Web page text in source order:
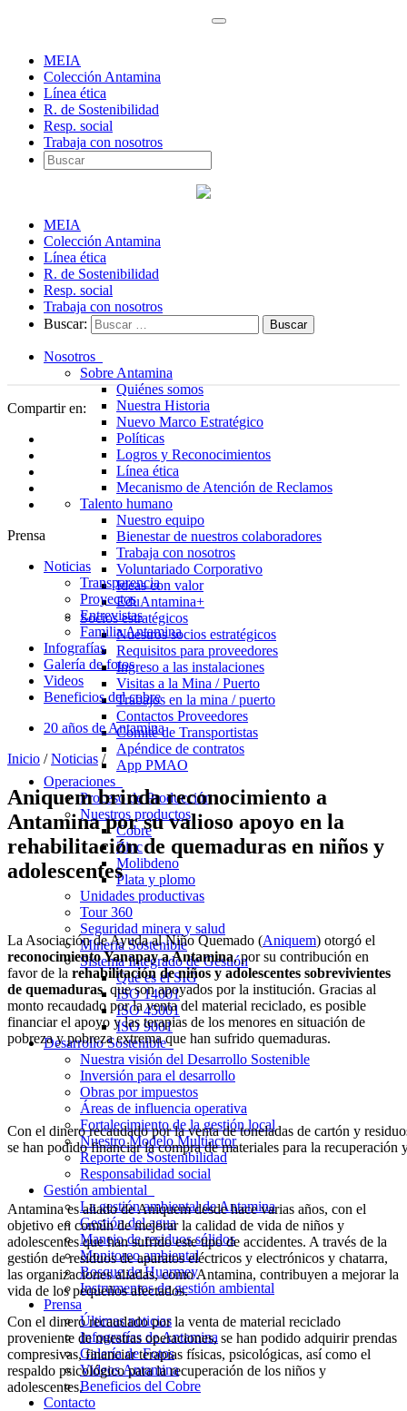
MEIA
Colección Antamina
Línea ética
R. de Sostenibilidad
Resp. social
Trabaja con nosotros
MEIA
Colección Antamina
Línea ética
R. de Sostenibilidad
Resp. social
Trabaja con nosotros
Buscar:
Nosotros
Sobre Antamina
Quiénes somos
Nuestra Historia
Nuevo Marco Estratégico
Políticas
Logros y Reconocimientos
Línea ética
Mecanismo de Atención de Reclamos
Talento humano
Nuestro equipo
Bienestar de nuestros colaboradores
Trabaja con nosotros
Voluntariado Corporativo
Ideas con valor
EduAntamina+
Socios estratégicos
Nuestros socios estratégicos
Requisitos para proveedores
Ingreso a las instalaciones
Visitas a la Mina / Puerto
Trabajos en la mina / puerto
Contactos Proveedores
Comité de Transportistas
Apéndice de contratos
App PMAO
Operaciones
Proceso de Producción
Nuestros productos
Cobre
Zinc
Molibdeno
Plata y plomo
Unidades productivas
Tour 360
Seguridad minera y salud
Minería Sostenible
Sistema Integrado de Gestión
Qué es el SIG
ISO 14001
ISO 45001
ISO 9001
Desarrollo Sostenible
Nuestra visión del Desarrollo Sostenible
Inversión para el desarrollo
Obras por impuestos
Áreas de influencia operativa
Fortalecimiento de la gestión local
Nuestro Modelo Multiactor
Reporte de Sostenibilidad
Responsabilidad social
Gestión ambiental
La gestión ambiental de Antamina
Gestión del agua
Manejo de residuos sólidos
Monitoreo ambiental
Bosque de Huarmey
Instrumentos de gestión ambiental
Prensa
Últimas noticias
Infografías de Antamina
Galería de Fotos
Videos Antamina
Beneficios del Cobre
Contacto
Compartir en:
Prensa
Noticias
Transparencia
Proyectos
Entrevistas
Familia Antamina
Infografías
Galería de fotos
Videos
Beneficios del cobre
20 años de Antamina
Inicio /Noticias /
Aniquem brinda reconocimiento a
Antamina por su valioso apoyo en la
rehabilitación de quemaduras en niños y
adolescentes
La Asociación de Ayuda al Niño Quemado (Aniquem) otorgó el
reconocimiento Yanapay a Antamina, por su contribución en
favor de la rehabilitación de niños y adolescentes sobrevivientes
de quemaduras, que son apoyados por la institución. Gracias al
monto recaudado por la venta del material reciclado, es posible
financiar el apoyo y las terapias de los menores en situación de
pobreza y pobreza extrema que han sufrido quemaduras.
Con el dinero recaudado por la venta de toneladas de cartón y
se han podido financiar la compra de materiales para la recuperación
Antamina es aliado de Aniquem desde hace varias años, con el
objetivo en común de mejorar la calidad de vida de niños y
adolescentes que han sufrido este tipo de accidentes. A través de la
gestión de residuos de aparatos eléctricos y electrónicos y chatarra,
las organizaciones aliadas, como Antamina, contribuyen a mejorar la
vida de los pequeños afectados.
Con el dinero recaudado por la venta de material reciclado
proveniente de nuestras operaciones, se han podido adquirir prendas
compresivas, financiar terapias físicas, psicológicas, así como el
respaldo psicológico para la recuperación de los niños y
adolescentes.